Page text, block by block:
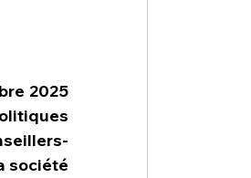
2025
société